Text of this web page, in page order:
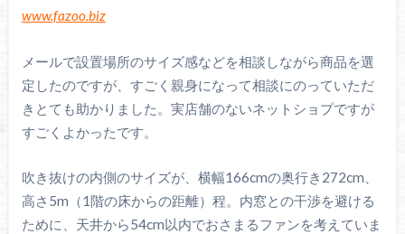
www.fazoo.biz
メールで設置場所のサイズ感などを相談しながら商品を選
定したのですが、すごく親身になって相談にのっていただ
きとても助かりました。実店舗のないネットショプですが
すごくよかったです。
吹き抜けの内側のサイズが、横幅166cmの奥行き272cm、
高さ5m（1階の床からの距離）程。内窓との干渉を避ける
ために、天井から54cm以内でおさまるファンを考えていま